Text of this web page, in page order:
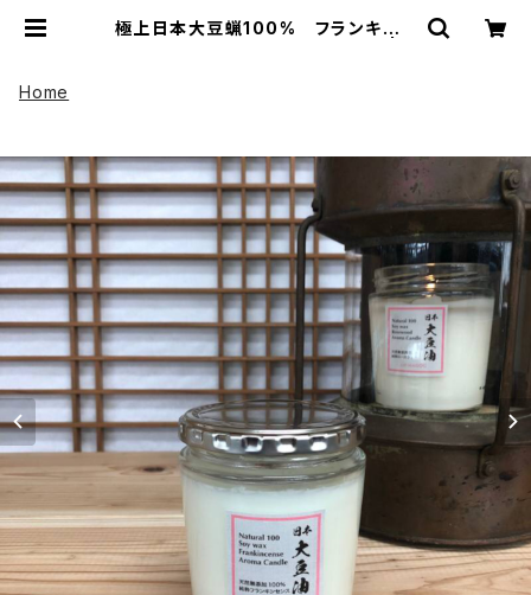
極上日本大豆蝋100% フランキンセ
Home